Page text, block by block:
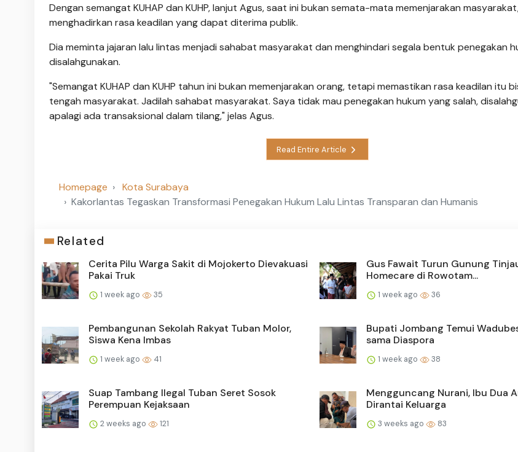
Dengan semangat KUHAP dan KUHP, lanjut Agus, saat ini bukan semata-mata memenjarakan
menghadirkan rasa keadilan yang dapat diterima publik.
Dia meminta jajaran lalu lintas menjadi sahabat masyarakat dan menghindari segala bentuk penegakan
disalahgunakan.
"Semangat KUHAP dan KUHP tahun ini bukan memenjarakan orang, tetapi memastikan rasa keadilan itu
tengah masyarakat. Jadilah sahabat masyarakat. Saya tidak mau penegakan hukum yang salah,
apalagi ada transaksional dalam tilang," jelas Agus.
Read Entire Article
Homepage
Kota Surabaya
Kakorlantas Tegaskan Transformasi Penegakan Hukum Lalu Lintas Transparan dan Humanis
Related
Cerita Pilu Warga Sakit di Mojokerto Dievakuasi
Pakai Truk
1 week ago 35
Gus Fawait Turun Gunung
Homecare di Rowotam...
1 week ago 36
Pembangunan Sekolah Rakyat Tuban Molor,
Siswa Kena Imbas
1 week ago 41
Bupati Jombang Temui
sama Diaspora
1 week ago 38
Suap Tambang Ilegal Tuban Seret Sosok
Perempuan Kejaksaan
2 weeks ago 121
Mengguncang Nurani, Ibu Dua
Dirantai Keluarga
3 weeks ago 83